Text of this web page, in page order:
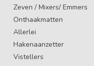
Zeven / Mixers/ Emmers
Onthaakmatten
Allerlei
Hakenaanzetter
Vistellers